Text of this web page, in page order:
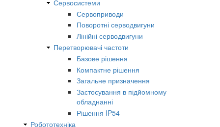
Сервосистеми
Сервоприводи
Поворотні серводвигуни
Лінійні серводвигуни
Перетворювачі частоти
Базове рішення
Компактне рішення
Загальне призначення
Застосування в підйомному
обладнанні
Рішення IP54
Робототехніка